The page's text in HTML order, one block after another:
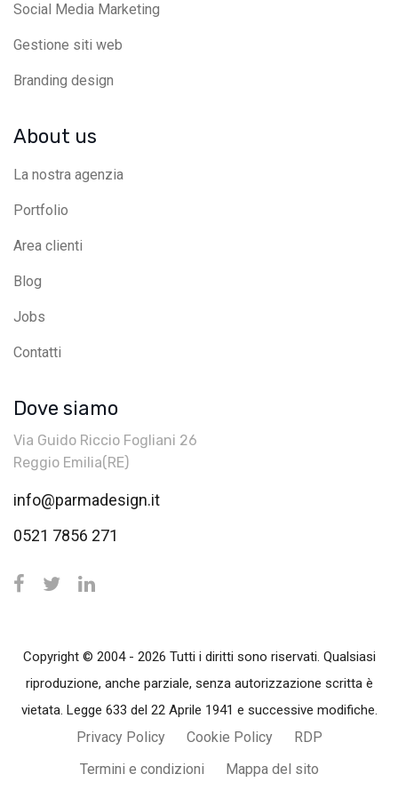
Social Media Marketing
Gestione siti web
Branding design
About us
La nostra agenzia
Portfolio
Area clienti
Blog
Jobs
Contatti
Dove siamo
Via Guido Riccio Fogliani 26
Reggio Emilia(RE)
info@parmadesign.it
0521 7856 271
Copyright © 2004 - 2026 Tutti i diritti sono riservati. Qualsiasi
riproduzione, anche parziale, senza autorizzazione scritta è
vietata. Legge 633 del 22 Aprile 1941 e successive modifiche.
Privacy Policy Cookie Policy
RDP
Termini e condizioni
Mappa del sito